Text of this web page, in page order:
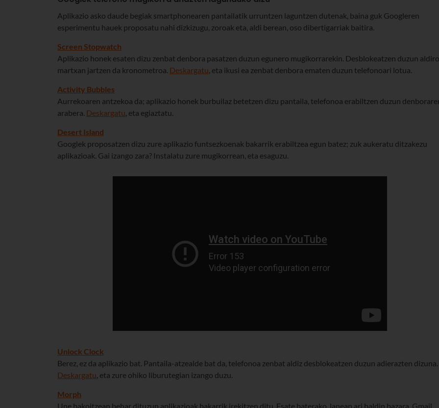
Aplikazio asko daude begiak smartphonearen pantailatik urruntzen laguntzen dutenak, baina guk Googleren
esperimentu hauek proposatu nahi dizkizugu, zoroak eta, aldi berean, oso dibertigarriak baitira.
Screen Stopwatch
Aplikazio honek esaten dizu zenbat denbora pasatzen duzun egunero mugikorrarekin. Desblokeatzen duzun
martxan jartzen da kronometroa. Deskargatu , eta ikusi ea zenbat denbora ematen duzun telefonoari lotua.
Activity Bubbles
Aurrekoaren antzekoa da; aplikazio honek burbuilaz betetzen dizu pantaila, telefonoa erabiltzen duzun
arabera. Deskargatu , eta egiaztatu.
Desert Island
Googlek proposatzen dizu zure aplikazio funtsezkoenak bakarrik erabiltzea egun batez; zuk aukeratu ditzakezu
aplikazioak. Gai izango zara? Instalatu zure mugikorrean, eta esaguzu.
Unlock Clock
Berez, ez da aplikazio bat. Pantaila-atzealde bat da, telefonoa zenbat aldiz desblokeatzen duzun adierazten dizuna.
Deskargatu , eta zure ohiko liburutegian izango duzu.
Morph
Une bakoitzean behar dituzun aplikazioak bakarrik irekitzen ditu. Esate baterako, lanean ari baldin bazara, Gmail,